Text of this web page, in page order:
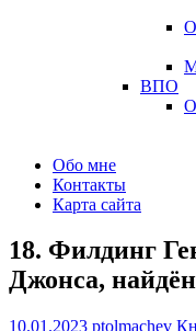
ВПО
Обо мне
Контакты
Карта сайта
18. Филдинг
Джонса,
10.01.2023 ptolmachev